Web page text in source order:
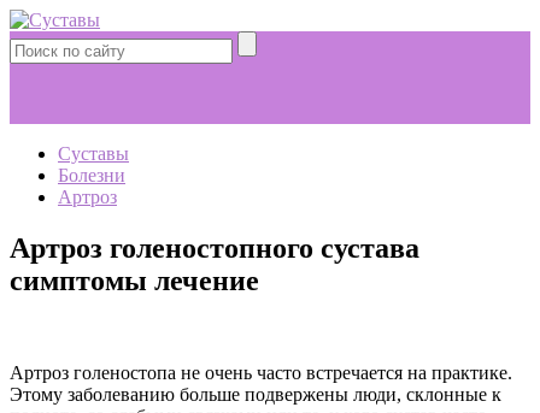
Суставы
Болезни
Артроз
Артроз голеностопного сустава
симптомы лечение
Артроз голеностопа не очень часто встречается на практике.
Этому заболеванию больше подвержены люди, склонные к